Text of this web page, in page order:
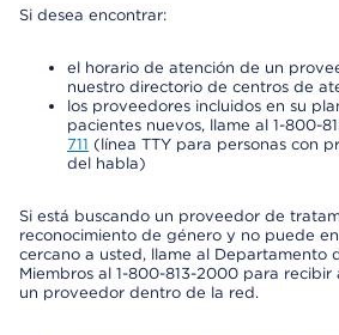
Si desea encontrar:
el horario de atención de un
nuestro directorio de centros de
los proveedores incluidos en su
pacientes nuevos, llame al 1-800-
711 (línea TTY para personas con
del habla)
Si está buscando un proveedor de
reconocimiento de género y no puede
cercano a usted, llame al Departamento
Miembros al 1-800-813-2000 para
un proveedor dentro de la red.